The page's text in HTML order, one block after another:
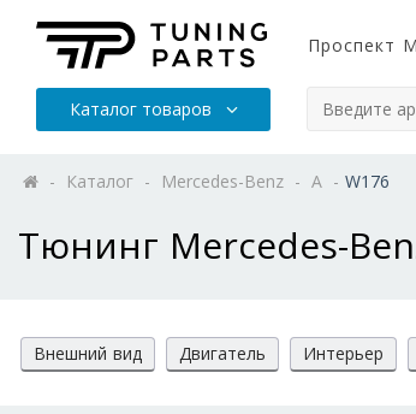
Проспект
Каталог товаров
- Каталог - Mercedes-Benz - A - W176
Тюнинг Mercedes-
Внешний вид Двигатель Интерьер